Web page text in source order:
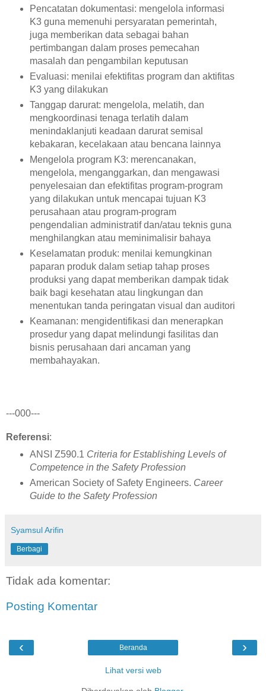
Pencatatan dokumentasi: mengelola informasi
K3 guna memenuhi persyaratan pemerintah,
juga memberikan data sebagai bahan
pertimbangan dalam proses pemecahan
masalah dan pengambilan keputusan
Evaluasi: menilai efektifitas program dan aktifitas
K3 yang dilakukan
Tanggap darurat: mengelola, melatih, dan
mengkoordinasi tenaga terlatih dalam
menindaklanjuti keadaan darurat semisal
kebakaran, kecelakaan atau bencana lainnya
Mengelola program K3: merencanakan,
mengelola, menganggarkan, dan mengawasi
penyelesaian dan efektifitas program-program
yang dilakukan untuk mencapai tujuan K3
perusahaan atau program-program
pengendalian administratif dan/atau teknis guna
menghilangkan atau meminimalisir bahaya
Keselamatan produk: menilai kemungkinan
paparan produk dalam setiap tahap proses
produksi yang dapat memberikan dampak tidak
baik bagi kesehatan atau lingkungan dan
menentukan tanda peringatan visual dan auditori
Keamanan: mengidentifikasi dan menerapkan
prosedur yang dapat melindungi fasilitas dan
bisnis perusahaan dari ancaman yang
membahayakan.
---000---
Referensi:
ANSI Z590.1 Criteria for Establishing Levels of
Competence in the Safety Profession
American Society of Safety Engineers. Career
Guide to the Safety Profession
Syamsul Arifin
Berbagi
Tidak ada komentar:
Posting Komentar
‹ ›
Beranda
Lihat versi web